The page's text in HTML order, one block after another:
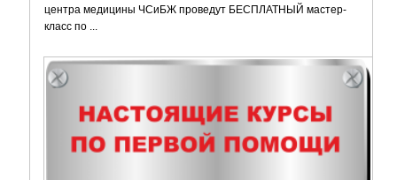
центра медицины ЧСиБЖ проведут БЕСПЛАТНЫЙ мастер-
класс по ...